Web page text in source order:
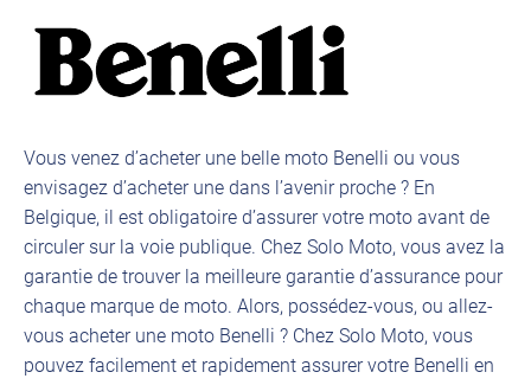
Vous venez d’acheter une belle moto Benelli ou vous
envisagez d’acheter une dans l’avenir proche ? En
Belgique, il est obligatoire d’assurer votre moto avant de
circuler sur la voie publique. Chez Solo Moto, vous avez la
garantie de trouver la meilleure garantie d’assurance pour
chaque marque de moto. Alors, possédez-vous, ou allez-
vous acheter une moto Benelli ? Chez Solo Moto, vous
pouvez facilement et rapidement assurer votre Benelli en